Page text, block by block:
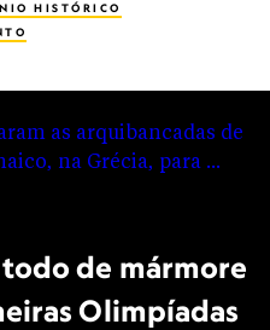
HISTÓRICO
de mármore
Olimpíadas